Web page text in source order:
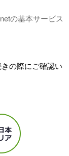
の基本サービス
の際にご確認い